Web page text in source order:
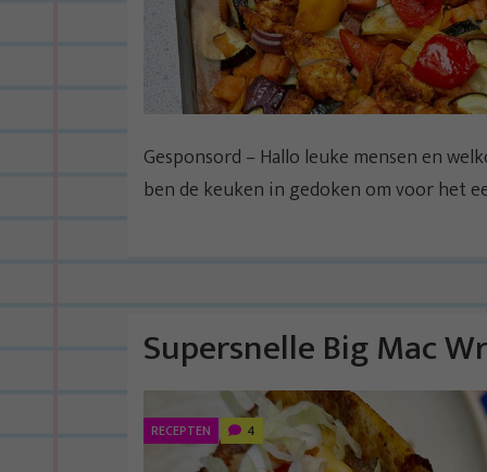
Gesponsord – Hallo leuke mensen en
ben de keuken in gedoken om voor het
Supersnelle Big Mac
RECEPTEN 4